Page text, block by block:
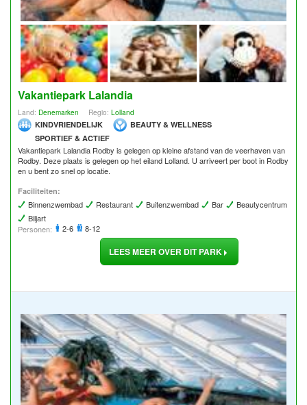
Vakantiepark Lalandia
Land: Denemarken Regio: Lolland
KINDVRIENDELIJK
BEAUTY & WELLNESS
SPORTIEF & ACTIEF
Vakantiepark Lalandia Rodby is gelegen op kleine afstand van de veerhaven van
Rodby. Deze plaats is gelegen op het eiland Lolland. U arriveert per boot in Rodby
en u bent zo snel op locatie.
Faciliteiten:
Binnenzwembad Restaurant Buitenzwembad Bar
Beautycentrum
Biljart
Personen:
2-6 8-12
LEES MEER OVER DIT PARK